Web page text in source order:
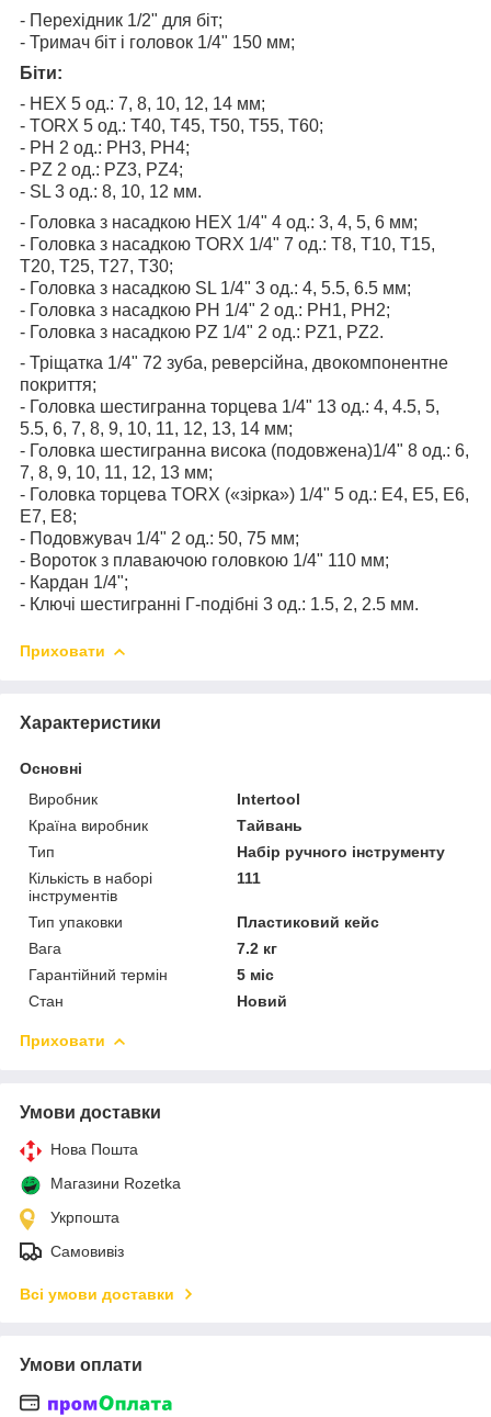
- Перехідник 1/2" для біт;
- Тримач біт і головок 1/4" 150 мм;
Біти:
- HEX 5 од.: 7, 8, 10, 12, 14 мм;
- TORX 5 од.: T40, T45, T50, T55, T60;
- PH 2 од.: PH3, PH4;
- PZ 2 од.: PZ3, PZ4;
- SL 3 од.: 8, 10, 12 мм.
- Головка з насадкою HEX 1/4" 4 од.: 3, 4, 5, 6 мм;
- Головка з насадкою TORX 1/4" 7 од.: T8, T10, T15,
T20, T25, T27, T30;
- Головка з насадкою SL 1/4" 3 од.: 4, 5.5, 6.5 мм;
- Головка з насадкою PH 1/4" 2 од.: PH1, PH2;
- Головка з насадкою PZ 1/4" 2 од.: PZ1, PZ2.
- Тріщатка 1/4" 72 зуба, реверсійна, двокомпонентне
покриття;
- Головка шестигранна торцева 1/4" 13 од.: 4, 4.5, 5,
5.5, 6, 7, 8, 9, 10, 11, 12, 13, 14 мм;
- Головка шестигранна висока (подовжена)1/4" 8 од.: 6,
7, 8, 9, 10, 11, 12, 13 мм;
- Головка торцева TORX («зірка») 1/4" 5 од.: Е4, Е5, Е6,
Е7, Е8;
- Подовжувач 1/4" 2 од.: 50, 75 мм;
- Вороток з плаваючою головкою 1/4" 110 мм;
- Кардан 1/4";
- Ключі шестигранні Г-подібні 3 од.: 1.5, 2, 2.5 мм.
Приховати
Характеристики
Основні
Виробник
Intertool
Країна виробник
Тайвань
Тип
Набір ручного інструменту
Кількість в наборі
інструментів
111
Тип упаковки
Пластиковий кейс
Вага
7.2 кг
Гарантійний термін
5 міс
Стан
Новий
Приховати
Умови доставки
Нова Пошта
Магазини Rozetka
Укрпошта
Самовивіз
Всі умови доставки
Умови оплати